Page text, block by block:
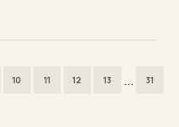
10 11 12 13 ... 31